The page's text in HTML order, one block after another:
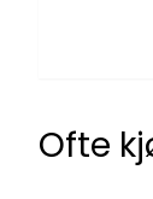
Ofte